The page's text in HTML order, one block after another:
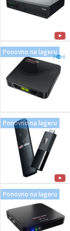
Ponovno na lageru
Ponovno na lageru
Ponovno na lageru